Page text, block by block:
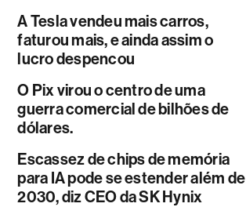
A Tesla vendeu mais carros,
faturou mais, e ainda assim o
lucro despencou
O Pix virou o centro de uma
guerra comercial de bilhões de
dólares.
Escassez de chips de memória
para IA pode se estender além de
2030, diz CEO da SK Hynix